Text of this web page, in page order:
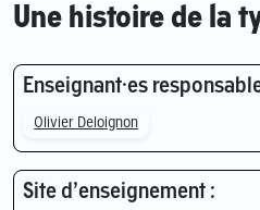
Une histoire de la
Enseignant·es
Olivier Deloignon
Site d’enseignement :